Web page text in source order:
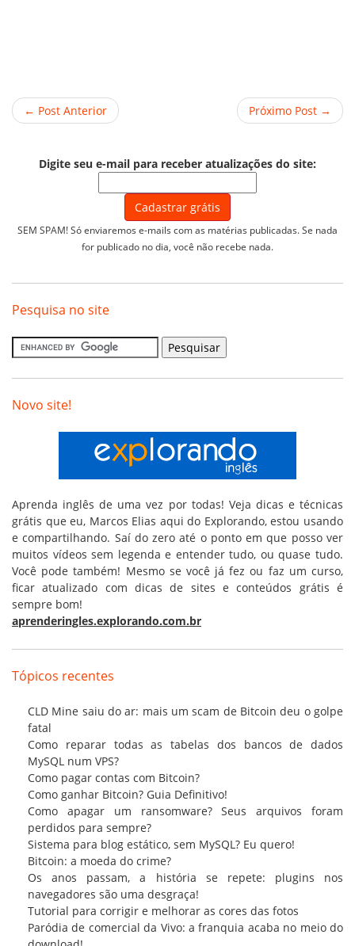
← Post Anterior Próximo Post →
Digite seu e-mail para receber atualizações do site:
SEM SPAM! Só enviaremos e-mails com as matérias publicadas. Se nada
for publicado no dia, você não recebe nada.
Pesquisa no site
Novo site!
Aprenda inglês de uma vez por todas! Veja dicas e técnicas
grátis que eu, Marcos Elias aqui do Explorando, estou usando
e compartilhando. Saí do zero até o ponto em que posso ver
muitos vídeos sem legenda e entender tudo, ou quase tudo.
Você pode também! Mesmo se você já fez ou faz um curso,
ficar atualizado com dicas de sites e conteúdos grátis é
sempre bom!
aprenderingles.explorando.com.br
Tópicos recentes
CLD Mine saiu do ar: mais um scam de Bitcoin deu o golpe
fatal
Como reparar todas as tabelas dos bancos de dados
MySQL num VPS?
Como pagar contas com Bitcoin?
Como ganhar Bitcoin? Guia Definitivo!
Como apagar um ransomware? Seus arquivos foram
perdidos para sempre?
Sistema para blog estático, sem MySQL? Eu quero!
Bitcoin: a moeda do crime?
Os anos passam, a história se repete: plugins nos
navegadores são uma desgraça!
Tutorial para corrigir e melhorar as cores das fotos
Paródia de comercial da Vivo: a franquia acaba no meio do